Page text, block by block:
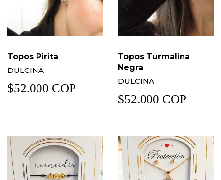
Topos Pirita
DULCINA
$52.000 COP
Topos Turmalina
Negra
DULCINA
$52.000 COP